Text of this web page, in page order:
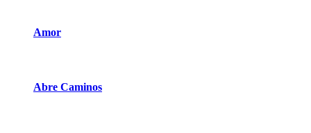
Amor
Abre Caminos